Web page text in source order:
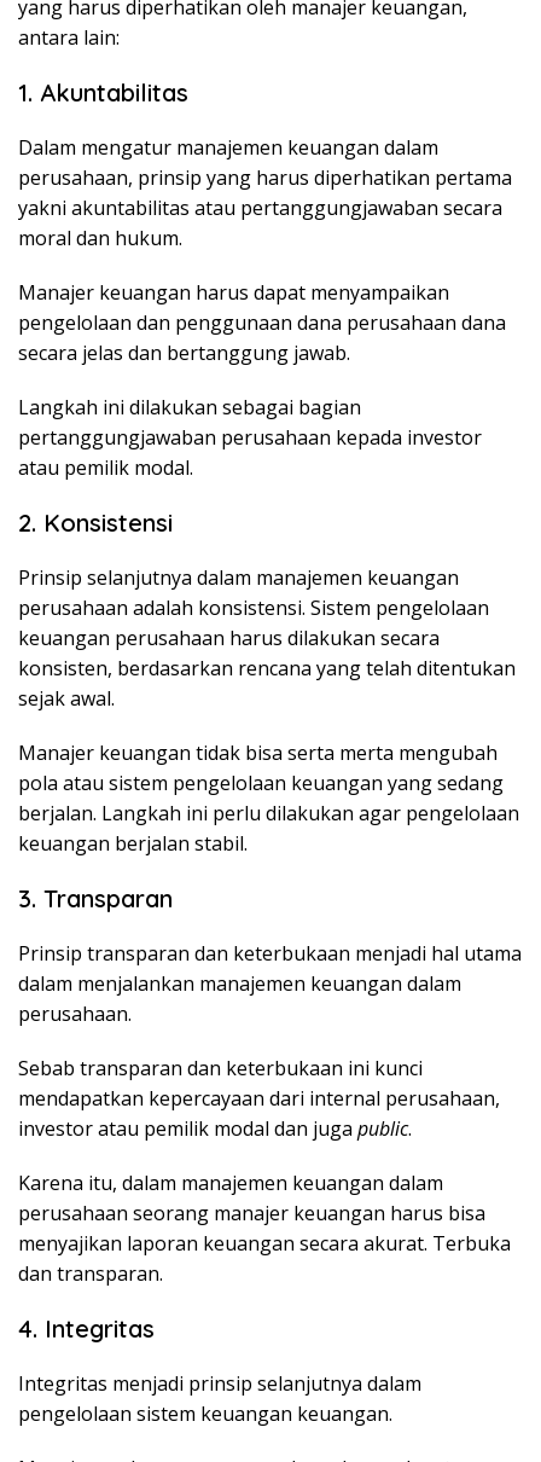
yang harus diperhatikan oleh manajer keuangan,
antara lain:
1. Akuntabilitas
Dalam mengatur manajemen keuangan dalam
perusahaan, prinsip yang harus diperhatikan pertama
yakni akuntabilitas atau pertanggungjawaban secara
moral dan hukum.
Manajer keuangan harus dapat menyampaikan
pengelolaan dan penggunaan dana perusahaan dana
secara jelas dan bertanggung jawab.
Langkah ini dilakukan sebagai bagian
pertanggungjawaban perusahaan kepada investor
atau pemilik modal.
2. Konsistensi
Prinsip selanjutnya dalam manajemen keuangan
perusahaan adalah konsistensi. Sistem pengelolaan
keuangan perusahaan harus dilakukan secara
konsisten, berdasarkan rencana yang telah ditentukan
sejak awal.
Manajer keuangan tidak bisa serta merta mengubah
pola atau sistem pengelolaan keuangan yang sedang
berjalan. Langkah ini perlu dilakukan agar pengelolaan
keuangan berjalan stabil.
3. Transparan
Prinsip transparan dan keterbukaan menjadi hal utama
dalam menjalankan manajemen keuangan dalam
perusahaan.
Sebab transparan dan keterbukaan ini kunci
mendapatkan kepercayaan dari internal perusahaan,
investor atau pemilik modal dan juga public.
Karena itu, dalam manajemen keuangan dalam
perusahaan seorang manajer keuangan harus bisa
menyajikan laporan keuangan secara akurat. Terbuka
dan transparan.
4. Integritas
Integritas menjadi prinsip selanjutnya dalam
pengelolaan sistem keuangan keuangan.